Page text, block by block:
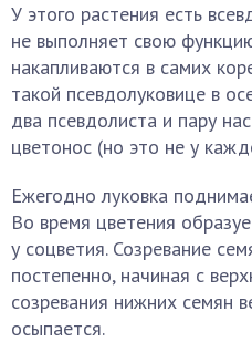
У этого растения есть
не выполняет свою
накапливаются в самих
такой псевдолуковице в
два псевдолиста и пару
цветонос (но это не у
Ежегодно луковка
Во время цветения
у соцветия. Созревание
постепенно, начиная с
созревания нижних семян
осыпается.